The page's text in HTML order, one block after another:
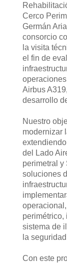
Cerco
Germán
consorcio
la visita
el fin de
Airbus
desarrollo
Nuestro
modernizar
del Lado
perimetral y
soluciones
perimétrico,
sistema de
la
Con este